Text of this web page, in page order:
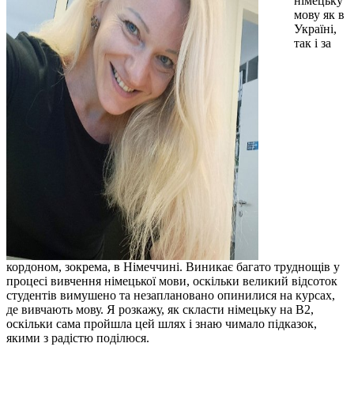
мову як в
Україні,
так і за
кордоном, зокрема, в Німеччині. Виникає багато труднощів у
процесі вивчення німецької мови, оскільки великий відсоток
студентів вимушено та незаплановано опинилися на курсах,
де вивчають мову. Я розкажу, як скласти німецьку на В2,
оскільки сама пройшла цей шлях і знаю чимало підказок,
якими з радістю поділюся.